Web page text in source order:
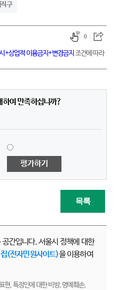
구
+상업적 이용금지+변경금지 조건에 따라
0
하여 만족하십니까?
평가하기
목록
간입니다. 서울시 정책에 대한
(전자민원사이트)을 이용하여
현, 특정인에 대한 비방, 명예훼손,